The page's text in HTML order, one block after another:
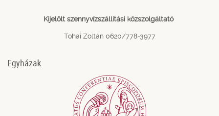
Kijelölt szennyvízszállítási közszolgáltató
Tohai Zoltán 0620/778-3977
Egyházak